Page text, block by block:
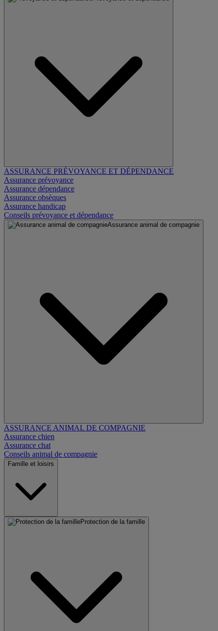
ASSURANCE PRÉVOYANCE ET DÉPENDANCE
Assurance prévoyance
Assurance dépendance
Assurance obsèques
Assurance handicap
Conseils prévoyance et dépendance
Assurance animal de compagnie
ASSURANCE ANIMAL DE COMPAGNIE
Assurance chien
Assurance chat
Conseils animal de compagnie
Famille et loisirs
Protection de la famille